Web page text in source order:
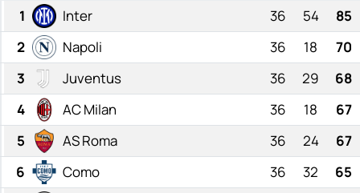
1
Inter 36 54
85
2
Napoli 36 18
70
3
Juventus 36 29
68
4
AC Milan 36 18
67
5
AS Roma 36 24
67
6
Como 36 32
65
Süper Lig Puan Durumu ve Fikstür
Tüm Manşetler
Son Dakika Haberleri
Haber Arşivi